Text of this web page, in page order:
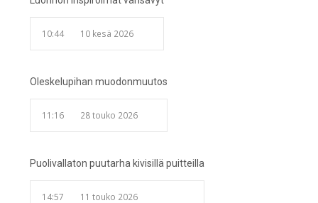
10:44 10 kesä 2026
Oleskelupihan muodonmuutos
11:16 28 touko 2026
Puolivallaton puutarha kivisillä puitteilla
14:57 11 touko 2026